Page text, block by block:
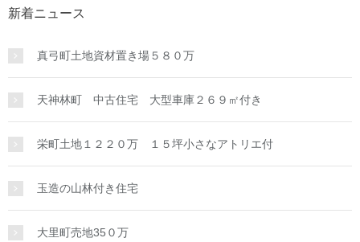
新着ニュース
真弓町土地資材置き場５８０万
天神林町 中古住宅 大型車庫２６９㎡付き
栄町土地１２２０万 １５坪小さなアトリエ付
玉造の山林付き住宅
大里町売地35０万